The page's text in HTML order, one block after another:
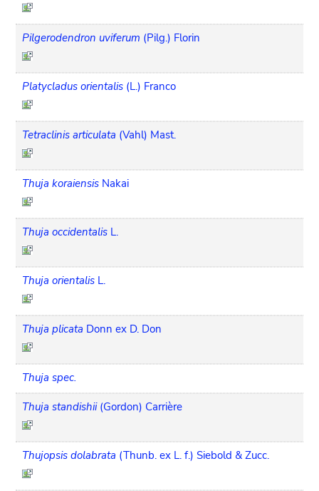
Pilgerodendron uviferum (Pilg.) Florin
Platycladus orientalis (L.) Franco
Tetraclinis articulata (Vahl) Mast.
Thuja koraiensis Nakai
Thuja occidentalis L.
Thuja orientalis L.
Thuja plicata Donn ex D. Don
Thuja spec.
Thuja standishii (Gordon) Carrière
Thujopsis dolabrata (Thunb. ex L. f.) Siebold & Zucc.